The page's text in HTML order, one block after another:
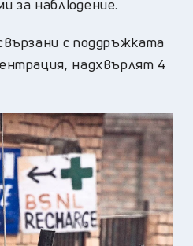
за наблюдение.
с поддръжката
надхвърлят 4